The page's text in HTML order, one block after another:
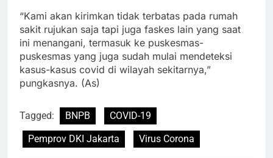
“Kami akan kirimkan tidak terbatas pada rumah
sakit rujukan saja tapi juga faskes lain yang saat
ini menangani, termasuk ke puskesmas-
puskesmas yang juga sudah mulai mendeteksi
kasus-kasus covid di wilayah sekitarnya,”
pungkasnya. (As)
Tagged: BNPB
COVID-19
Pemprov DKI Jakarta
Virus Corona